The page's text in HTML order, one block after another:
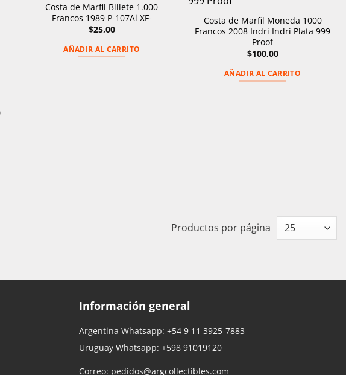
Costa de Marfil Billete 1.000
Francos 1989 P-107Ai XF-
$25,00
AÑADIR AL CARRITO
Costa de Marfil Moneda 1000
Francos 2008 Indri Indri Plata 999
Proof
$100,00
AÑADIR AL CARRITO
Productos por página
Información general
Argentina Whatsapp: +54 9 11 3925-7883
Uruguay Whatsapp: +598 91019120
Correo: pedidos@argcollectibles.com